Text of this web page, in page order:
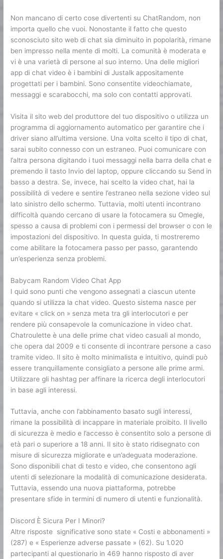
Non mancano di certo cose divertenti su ChatRandom, non
importa quello che vuoi. Nonostante il fatto che questo
sconosciuto sito web di chat sia diminuito in popolarità, rimane
ben impresso nella mente di molti. La comunità è moderata e
vi è una varietà di persone al suo interno. Una delle migliori
app di chat video è i bambini di Justalk appositamente
progettati per i bambini. Sono consentite videochiamate,
messaggi e scarabocchi, ma solo con contatti approvati.
Visita il sito web del produttore del tuo dispositivo o utilizza un
programma di aggiornamento automatico per garantire che i
driver siano all’ultima versione. Una volta scelto il tipo di chat,
sarai subito connesso con un estraneo. Puoi comunicare con
l’altra persona digitando i tuoi messaggi nella barra della chat e
premendo il tasto Invio del laptop, oppure cliccando su Send in
basso a destra. Se, invece, hai scelto la video chat, hai la
possibilità di vedere e sentire l’estraneo nella sezione video sul
lato sinistro dello schermo. Tuttavia, molti utenti incontrano
difficoltà quando cercano di usare la fotocamera su Omegle,
spesso a causa di problemi con i permessi del browser o con le
impostazioni del dispositivo. In questa guida, ti mostreremo
come abilitare la fotocamera passo per passo, garantendo
un’esperienza senza problemi.
Babycam Random Video Chat App
I quid sono punti che vengono assegnati a ciascun utente
quando si utilizza la chat video. Questo sistema nasce per
evitare « click on » senza meta tra gli interlocutori e per
rendere più consapevole la comunicazione in video chat.
Chatroulette è una delle prime chat video casuali al mondo,
che opera dal 2009 e ti consente di incontrare persone a caso
tramite video. Il sito è molto minimalista e intuitivo, quindi può
essere tranquillamente consigliato a persone alle prime armi.
Utilizzare gli hashtag per affinare la ricerca degli interlocutori
in base agli interessi.
Tuttavia, anche con l’abbinamento basato sugli interessi,
rimane la possibilità di incappare in materiale proibito. Il livello
di sicurezza è medio e l’accesso è consentito solo a persone di
età pari o superiore a 18 anni. Il sito è stato ridisegnato con
misure di sicurezza migliorate e un’adeguata moderazione.
Sono disponibili chat di testo e video, che consentono agli
utenti di selezionare la modalità di comunicazione desiderata.
Tuttavia, essendo una nuova piattaforma, potrebbe
presentare sfide in termini di numero di utenti e funzionalità.
Discord È Sicura Per I Minori?
Altre risposte significative sono state « Costi e abbonamenti »
(287) e « Esperienze adverse passate » (62). Su 1.020
partecipanti al questionario in 469 hanno risposto di aver